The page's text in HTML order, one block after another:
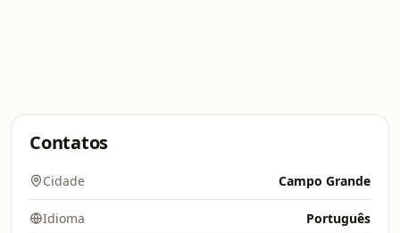
Contatos
Cidade Campo Grande
Idioma Português